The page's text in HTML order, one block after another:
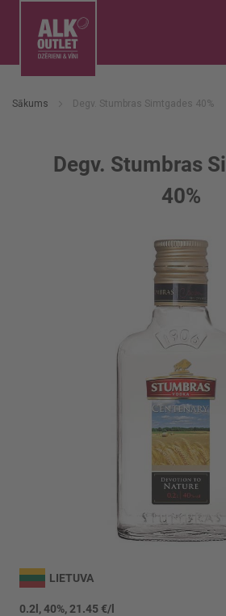
Sākums Degv. Stumbras Simtgades 40%
Degv. Stumbras
40%
uz
galerijas
sākumu
LIETUVA
0.2l, 40%, 21.45 €/l